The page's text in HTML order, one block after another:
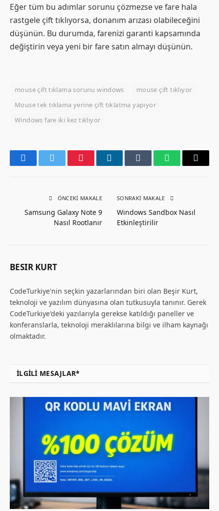
Eğer tüm bu adımlar sorunu çözmezse ve fare hala
rastgele çift tıklıyorsa, donanım arızası olabileceğini
düşünün. Bu durumda, farenizi garanti kapsamında
değiştirin veya yeni bir fare satın almayı düşünün.
mouse çift tıklama sorunu windows
mouse çift tıklıyor
Mouse tek tıklama yerine çift tıklatma yapıyor
Windows fare iki kez tıklıyor
FacebookTwitter PinterestLinkedInTumblr WhatsAppEmail
ÖNCEKI MAKALE
Samsung Galaxy Note 9
Nasıl Rootlanır
SONRAKI MAKALE
Windows Sandbox Nasıl
Etkinleştirilir
BESIR KURT
CodeTurkiye'nin seçkin yazarlarından biri olan Beşir Kurt,
teknoloji ve yazılım dünyasına olan tutkusuyla tanınır. Gerek
CodeTurkiye'deki yazılarıyla gerekse katıldığı paneller ve
konferanslarla, teknoloji meraklılarına bilgi ve ilham kaynağı
olmaktadır.
İLGILI MESAJLAR*